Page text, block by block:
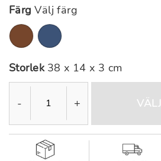
Färg Välj färg
Storlek 38 x 14 x 3 cm
- +